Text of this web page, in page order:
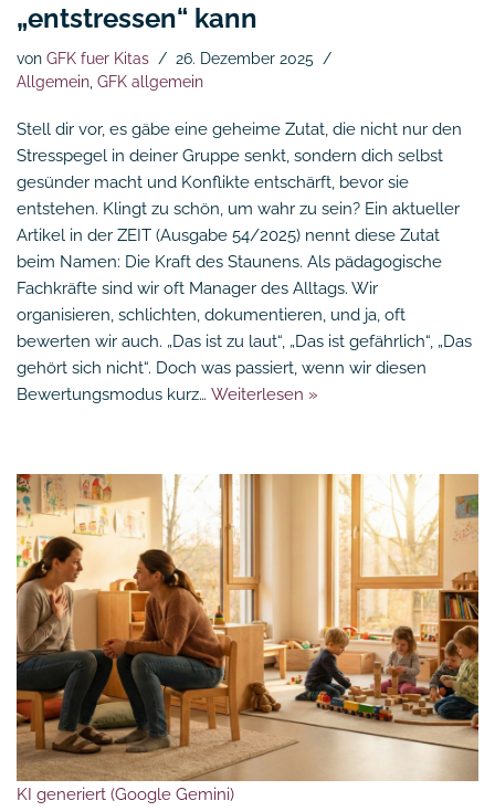
„entstressen“ kann
von GFK fuer Kitas
26. Dezember 2025
Allgemein GFK allgemein
Stell dir vor, es gäbe eine geheime Zutat, die nicht nur den
Stresspegel in deiner Gruppe senkt, sondern dich selbst
gesünder macht und Konflikte entschärft, bevor sie
entstehen. Klingt zu schön, um wahr zu sein? Ein aktueller
Artikel in der ZEIT (Ausgabe 54/2025) nennt diese Zutat
beim Namen: Die Kraft des Staunens. Als pädagogische
Fachkräfte sind wir oft Manager des Alltags. Wir
organisieren, schlichten, dokumentieren, und ja, oft
bewerten wir auch. „Das ist zu laut“, „Das ist gefährlich“, „Das
gehört sich nicht“. Doch was passiert, wenn wir diesen
Bewertungsmodus kurz… Weiterlesen »
KI generiert (Google Gemini)